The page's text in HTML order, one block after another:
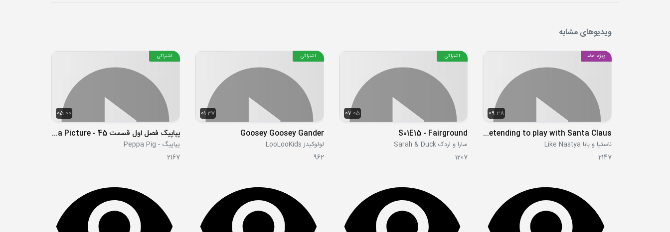
ویدیوهای مشابه
09:28
ویژه اعضا
Nastya and Dad are pretending to play with Santa Claus
ناستیا و بابا Like Nastya
2147
07:05
اشتراکی
S01E15 - Fairground
سارا و اردک Sarah & Duck
1207
01:37
اشتراکی
Goosey Goosey Gander
لولوکیدز LooLooKids
962
05:00
اشتراکی
پپاپیگ فصل اول قسمت 45 - Daddy Puts up a Picture
پپاپیگ - Peppa Pig
2167